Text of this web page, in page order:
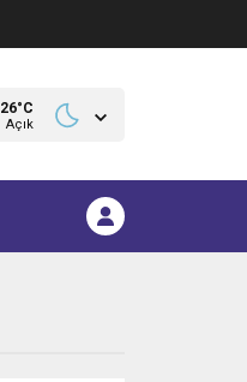
26°C
Açık